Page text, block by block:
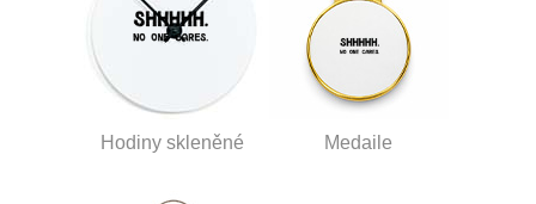
Hodiny skleněné Medaile